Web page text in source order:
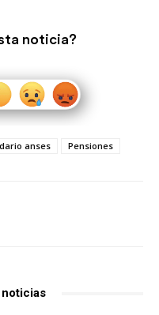
noticia?
anses Pensiones
noticias